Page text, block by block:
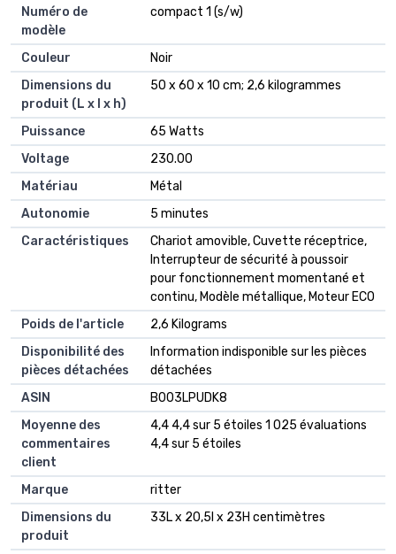
Numéro de
modèle
‎compact 1 (s/w)
Couleur
‎Noir
Dimensions du
produit (L x l x h)
‎50 x 60 x 10 cm; 2,6 kilogrammes
Puissance
‎65 Watts
Voltage
‎230.00
Matériau
‎Métal
Autonomie
‎5 minutes
Caractéristiques
‎Chariot amovible, Cuvette réceptrice,
Interrupteur de sécurité à poussoir
pour fonctionnement momentané et
continu, Modèle métallique, Moteur ECO
Poids de l'article
‎2,6 Kilograms
Disponibilité des
pièces détachées
‎Information indisponible sur les pièces
détachées
ASIN
B003LPUDK8
Moyenne des
commentaires
client
4,4 4,4 sur 5 étoiles 1 025 évaluations
4,4 sur 5 étoiles
Marque
ritter
Dimensions du
produit
33L x 20,5l x 23H centimètres